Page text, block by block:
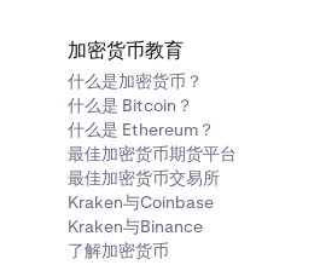
限挂单、有效时间和其他高级属性不
时间
加密货币教育
什么是加密货币？
什么是 Bitcoin？
什么是 Ethereum？
最佳加密货币期货平台
最佳加密货币交易所
Kraken与Coinbase
Kraken与Binance
了解加密货币